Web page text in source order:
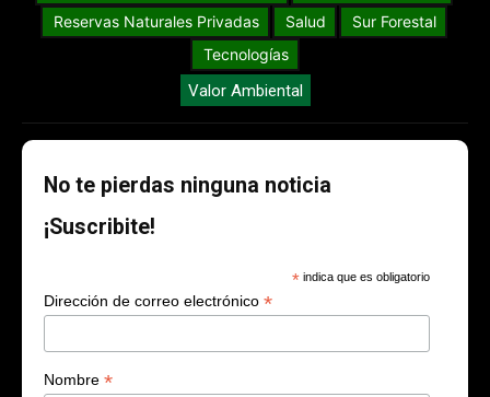
Reservas Naturales Privadas
Salud
Sur Forestal
Tecnologías
Valor Ambiental
No te pierdas ninguna noticia
¡Suscribite!
* indica que es obligatorio
Dirección de correo electrónico *
Nombre *